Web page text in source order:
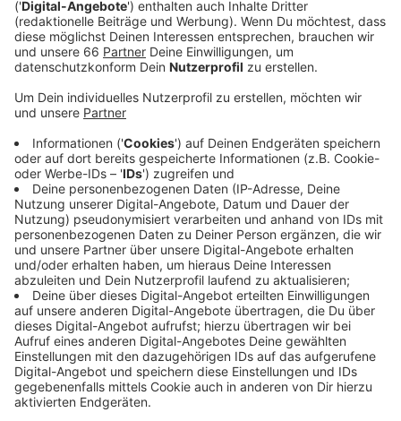
der Düssel. Damit allein sei es aber nicht getan,
sagte uns der Vorsitzende des Bundes für Umwelt
und Naturschutz.
Es würden insgesamt zu viele Flächen bebaut, Wälder
und Feuchtgebiete trocken gelegt. Dadurch gebe es
für starke Regenmassen keine Möglichkeiten, zu
versickern oder sich zu verteilen. In Düsseldorf fordert
der BUND, am Himmelgeister Rheinbogen Grünflächen
an den Rheinauen zu bewahren.
Anzeige
Weitere Infos und Links zum Thema